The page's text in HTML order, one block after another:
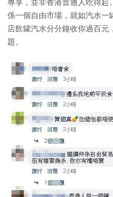
專享，並非香港普通人吃得起
係一個自由市場，就如汽水一
店飲罐汽水分分鐘收你過百元
題。